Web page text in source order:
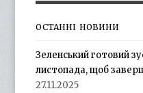
ОСТАННІ НОВИНИ
Зеленський готовий
листопада, щоб
27.11.2025